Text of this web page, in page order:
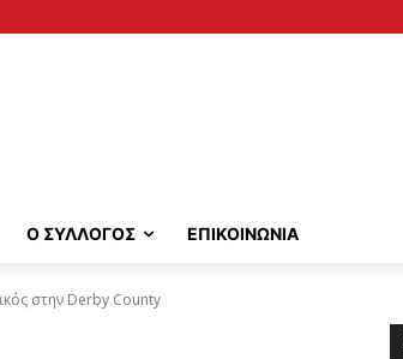
Ο ΣΥΛΛΟΓΟΣ ΕΠΙΚΟΙΝΩΝΙΑ
στην Derby County